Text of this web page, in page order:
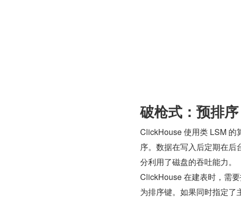
破枪式：预排序
ClickHouse 使用类 LSM 的
序。数据在写入后定期在后
分利用了磁盘的吞吐能力。
ClickHouse 在建表时，需
为排序键。如果同时指定了